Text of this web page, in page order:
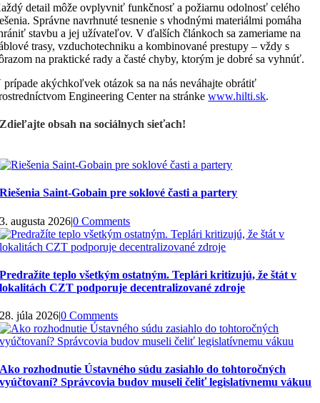
detail môže ovplyvniť funkčnosť a požiarnu odolnosť celého
Správne navrhnuté tesnenie s vhodnými materiálmi pomáha
stavbu a jej užívateľov. V ďalších článkoch sa zameriame na
trasy, vzduchotechniku a kombinované prestupy – vždy s
na praktické rady a časté chyby, ktorým je dobré sa vyhnúť.
prípade akýchkoľvek otázok sa na nás neváhajte obrátiť
Engineering Center na stránkewww.hilti.sk.
Zdieľajte obsah na sociálnych sieťach!
Riešenia Saint-Gobain pre soklové časti a partery
3. augusta 2026|0 Comments
Predražíte teplo všetkým ostatným. Teplári kritizujú, že štát v
lokalitách CZT podporuje decentralizované zdroje
28. júla 2026|0 Comments
Ako rozhodnutie Ústavného súdu zasiahlo do tohtoročných
vyúčtovaní? Správcovia budov museli čeliť legislatívnemu vákuu